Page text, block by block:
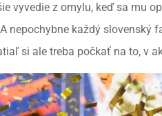
vyvedie z omylu, keď sa mu
nepochybne každý slovenský
si ale treba počkať na to, v